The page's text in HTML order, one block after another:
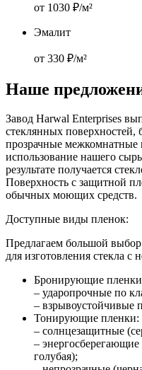
от 1030 ₽/м²
Эмалит
от 330 ₽/м²
Наше
Завод Harwal Enterprises
стеклянных поверхностей,
прозрачные
использование нашего
результате получается
Поверхность с защитной
обычных моющих средств.
Доступные виды пленок:
Предлагаем большой
для изготовления стекла с
Бронирующие
– ударопрочные по
– взрывоустойчивые
Тонирующие пленки:
– солнцезащитные
– энергосберегающие
голубая);